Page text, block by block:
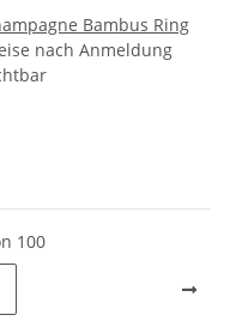
Bambus Ring
nach Anmeldung
100